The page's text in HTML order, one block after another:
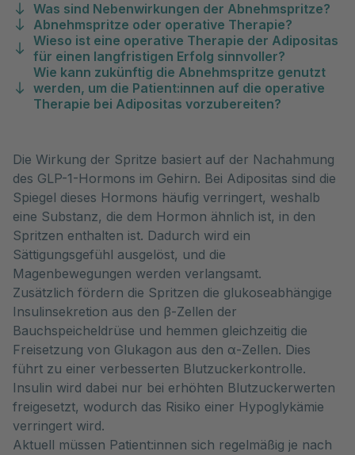
Was sind Nebenwirkungen der Abnehmspritze?
Abnehmspritze oder operative Therapie?
Wieso ist eine operative Therapie der Adipositas
für einen langfristigen Erfolg sinnvoller?
Wie kann zukünftig die Abnehmspritze genutzt
werden, um die Patient:innen auf die operative
Therapie bei Adipositas vorzubereiten?
Die Wirkung der Spritze basiert auf der Nachahmung
des GLP-1-Hormons im Gehirn. Bei Adipositas sind die
Spiegel dieses Hormons häufig verringert, weshalb
eine Substanz, die dem Hormon ähnlich ist, in den
Spritzen enthalten ist. Dadurch wird ein
Sättigungsgefühl ausgelöst, und die
Magenbewegungen werden verlangsamt.
Zusätzlich fördern die Spritzen die glukoseabhängige
Insulinsekretion aus den β-Zellen der
Bauchspeicheldrüse und hemmen gleichzeitig die
Freisetzung von Glukagon aus den α-Zellen. Dies
führt zu einer verbesserten Blutzuckerkontrolle.
Insulin wird dabei nur bei erhöhten Blutzuckerwerten
freigesetzt, wodurch das Risiko einer Hypoglykämie
verringert wird.
Aktuell müssen Patient:innen sich regelmäßig je nach